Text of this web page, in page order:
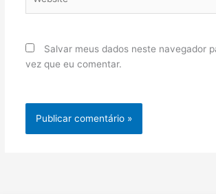
Salvar meus dados neste navegador
vez que eu comentar.